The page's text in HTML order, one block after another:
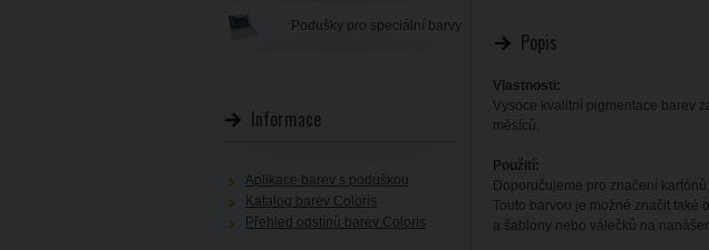
Popis
Vlastnosti:
Vysoce kvalitní pigmentace barev
měsíců.
Použití:
Doporučujeme pro značení
Touto barvou je možné značit také
a šablony nebo válečků na
Podušky pro speciální barvy
Informace
Aplikace barev s poduškou
Katalog barev Coloris
Přehled odstínů barev Coloris